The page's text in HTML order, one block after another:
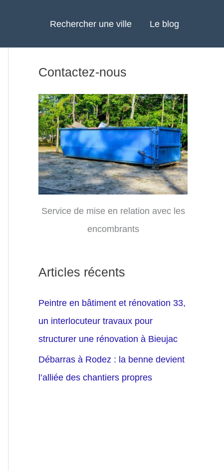
Rechercher une ville Le blog
Contactez-nous
Service de mise en relation avec les
encombrants
Articles récents
Peintre en bâtiment et rénovation 33,
un interlocuteur travaux pour
structurer une rénovation à Bieujac
Débarras à Rodez : la benne devient
l’alliée des chantiers propres